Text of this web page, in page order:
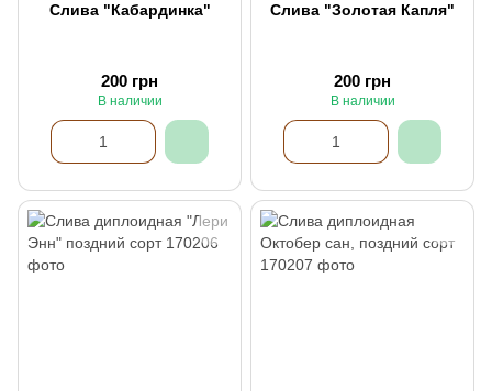
Слива "Кабардинка"
200 грн
В наличии
Слива "Золотая Капля"
200 грн
В наличии